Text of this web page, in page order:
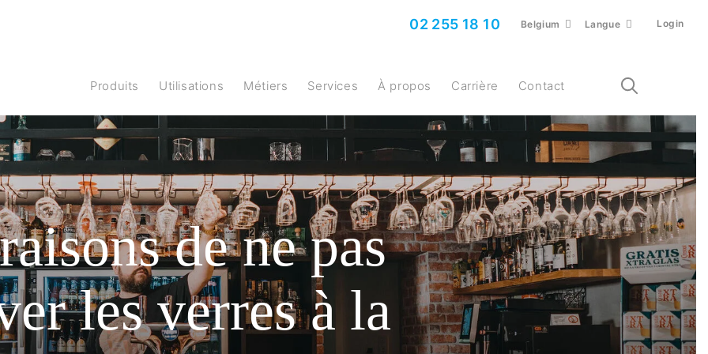
02 255 18 10 Belgium Langue Login
produits Utilisations Métiers Services À propos Carrière Contact
de ne pas
les verres à la